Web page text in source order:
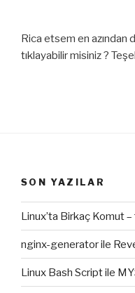
Rica etsem en azından
tıklayabilir misiniz ?
SON YAZILAR
Linux’ta Birkaç Komut –
nginx-generator ile
Linux Bash Script ile